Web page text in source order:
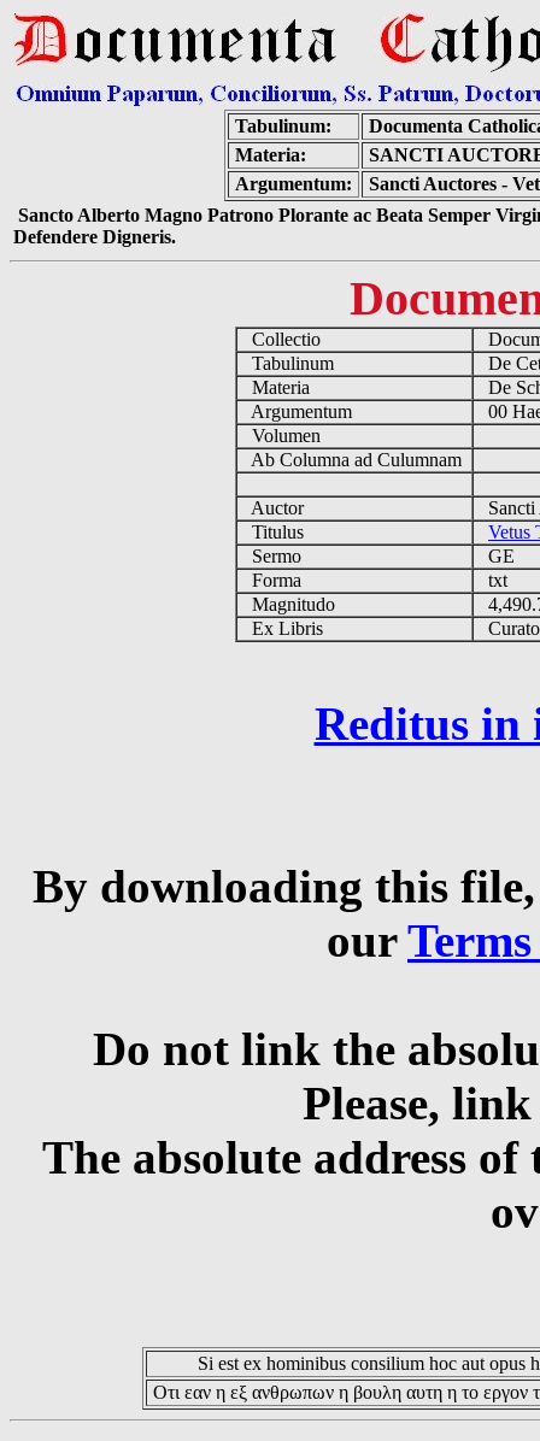
Tabulinum:
Documenta
Materia:
SANCTI
Argumentum:
Sancti Auctores -
Sancto Alberto Magno Patrono Plorante ac Beata Semper
Defendere Digneris.
Collectio
Tabulinum
De
Materia
De
Argumentum
00
Volumen
Ab Columna ad Culumnam
Auctor
Sancti
Titulus
Vetus
Sermo
GE
Forma
txt
Magnitudo
Ex Libris
Reditus in
By downloading this
our
Do not link the
Please,
The absolute address
Si est ex hominibus consilium hoc aut opus
Οτι εαν η εξ ανθρωπων η βουλη αυτη η το εργον